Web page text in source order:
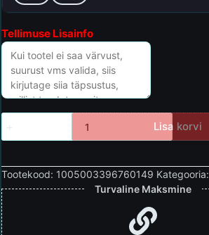
Tellimuse Lisainfo
Lisa korvi
Tootekood: 1005003396760149 Kategooria:
Turvaline Maksmine